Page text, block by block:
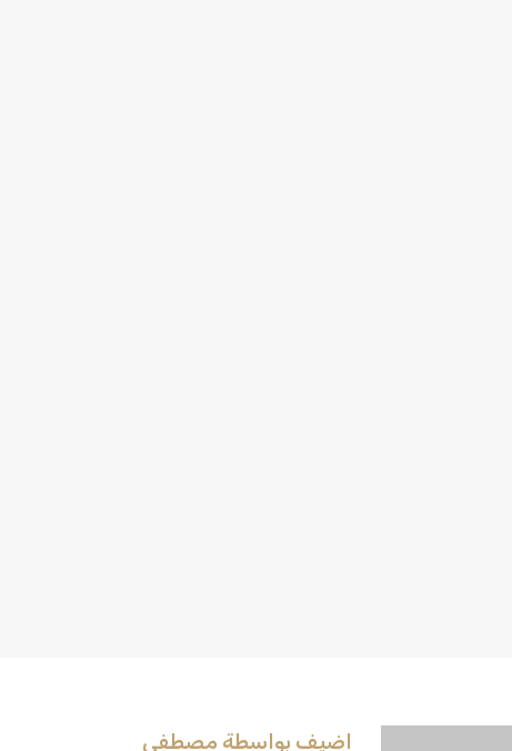
اضيف بواسطة مصطفى